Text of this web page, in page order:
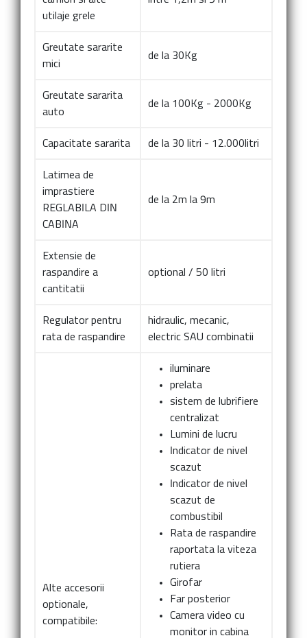
utilaje grele
Greutate sararite
mici
de la 30Kg
Greutate sararita
auto
de la 100Kg - 2000Kg
Capacitate sararita de la 30 litri - 12.000litri
Latimea de
imprastiere
REGLABILA DIN
CABINA
de la 2m la 9m
Extensie de
raspandire a
cantitatii
optional / 50 litri
Regulator pentru
rata de raspandire
hidraulic, mecanic,
electric SAU combinatii
Alte accesorii
optionale,
compatibile:
iluminare
prelata
sistem de lubrifiere
centralizat
Lumini de lucru
Indicator de nivel
scazut
Indicator de nivel
scazut de
combustibil
Rata de raspandire
raportata la viteza
rutiera
Girofar
Far posterior
Camera video cu
monitor in cabina